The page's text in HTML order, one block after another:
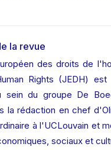
la revue
des droits de
Rights (JEDH) est
sein du groupe De
la rédaction en chef
à l'UCLouvain et
sociaux et